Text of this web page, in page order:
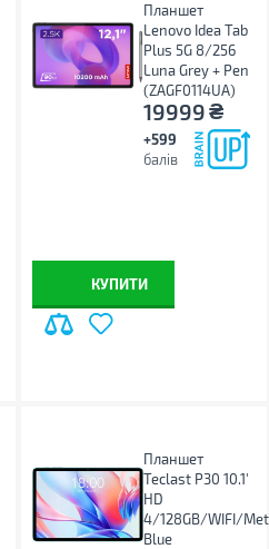
Планшет
Lenovo Idea Tab
Plus 5G 8/256
Luna Grey + Pen
(ZAGF0114UA)
19999₴
+599
балів
КУПИТИ
Планшет
Teclast P30 10.1'
HD
4/128GB/WIFI/
Blue